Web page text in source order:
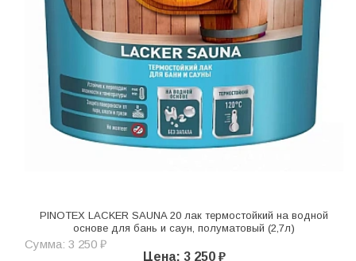
PINOTEX LACKER SAUNA 20 лак термостойкий на водной
основе для бань и саун, полуматовый (2,7л)
Сумма: 3 250 ₽
Цена: 3 250 ₽